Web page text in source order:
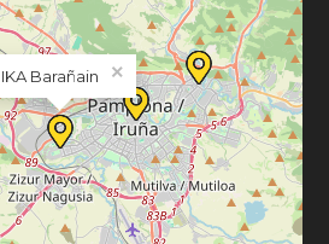
IKA Barañain ×